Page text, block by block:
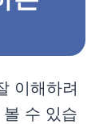
이해하려
수 있습